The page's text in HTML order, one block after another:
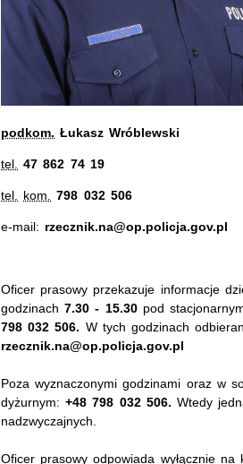
podkom. Łukasz Wróblewski
tel. 47 862 74 19
tel. kom. 798 032 506
e-mail: rzecznik.na@op.policja.gov.pl
Oficer prasowy przekazuje informacje
godzinach7.30 - 15.30pod
798 032 506. W tych godzinach
rzecznik.na@op.policja.gov.pl
Poza wyznaczonymi godzinami oraz w
dyżurnym:+48 798 032 506. Wtedy
nadzwyczajnych.
Oficer prasowy odpowiada wyłącznie na